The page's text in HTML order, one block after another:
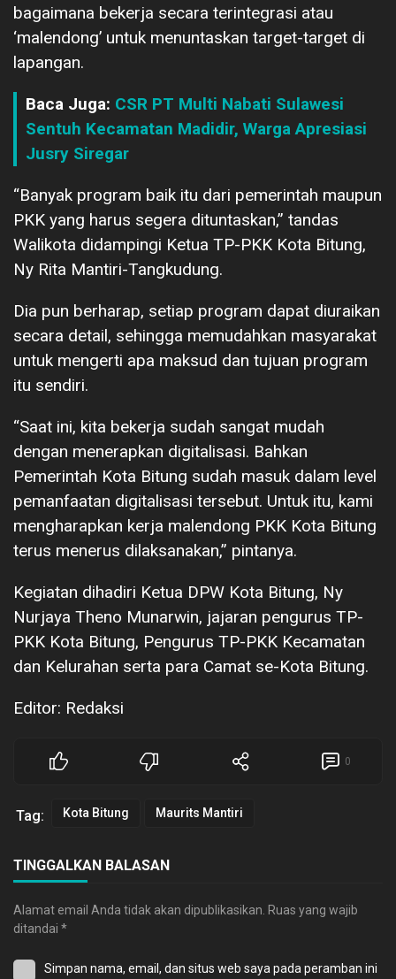
bagaimana bekerja secara terintegrasi atau
‘malendong’ untuk menuntaskan target-target di
lapangan.
Baca Juga: CSR PT Multi Nabati Sulawesi
Sentuh Kecamatan Madidir, Warga Apresiasi
Jusry Siregar
“Banyak program baik itu dari pemerintah maupun
PKK yang harus segera dituntaskan,” tandas
Walikota didampingi Ketua TP-PKK Kota Bitung,
Ny Rita Mantiri-Tangkudung.
Dia pun berharap, setiap program dapat diuraikan
secara detail, sehingga memudahkan masyarakat
untuk mengerti apa maksud dan tujuan program
itu sendiri.
“Saat ini, kita bekerja sudah sangat mudah
dengan menerapkan digitalisasi. Bahkan
Pemerintah Kota Bitung sudah masuk dalam level
pemanfaatan digitalisasi tersebut. Untuk itu, kami
mengharapkan kerja malendong PKK Kota Bitung
terus menerus dilaksanakan,” pintanya.
Kegiatan dihadiri Ketua DPW Kota Bitung, Ny
Nurjaya Theno Munarwin, jajaran pengurus TP-
PKK Kota Bitung, Pengurus TP-PKK Kecamatan
dan Kelurahan serta para Camat se-Kota Bitung.
Editor: Redaksi
0
Tag: Kota Bitung Maurits Mantiri
TINGGALKAN BALASAN
Alamat email Anda tidak akan dipublikasikan. Ruas yang wajib
ditandai *
Simpan nama, email, dan situs web saya pada peramban ini